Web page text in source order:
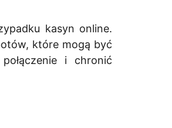
kasyn online.
które mogą być
i chronić